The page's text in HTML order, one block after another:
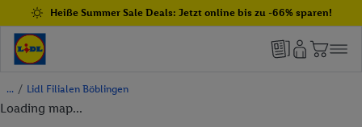
Heiße Summer Sale Deals: Jetzt online bis zu -66% sparen!
/ Lidl Filialen Böblingen
Loading map...